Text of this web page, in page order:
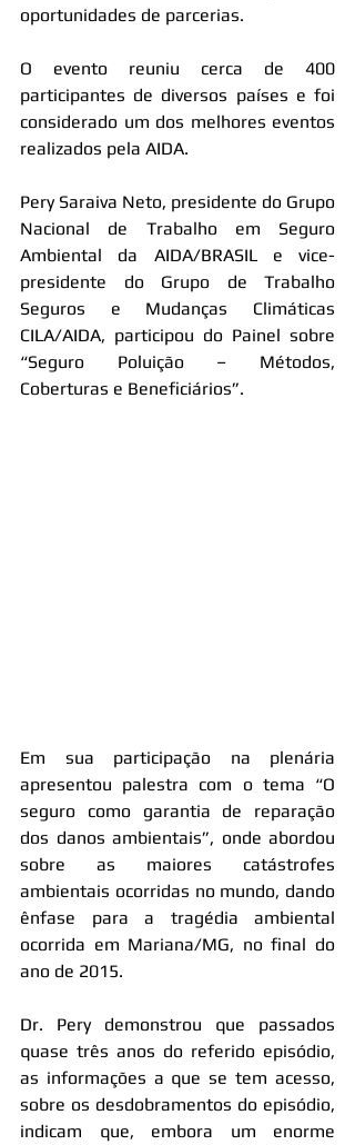
oportunidades de parcerias.
O evento reuniu cerca de 400
participantes de diversos países e foi
considerado um dos melhores eventos
realizados pela AIDA.
Pery Saraiva Neto, presidente do Grupo
Nacional de Trabalho em Seguro
Ambiental da AIDA/BRASIL e vice-
presidente do Grupo de Trabalho
Seguros e Mudanças Climáticas
CILA/AIDA, participou do Painel sobre
“Seguro Poluição – Métodos,
Coberturas e Beneficiários”.
Em sua participação na plenária
apresentou palestra com o tema “O
seguro como garantia de reparação
dos danos ambientais”, onde abordou
sobre as maiores catástrofes
ambientais ocorridas no mundo, dando
ênfase para a tragédia ambiental
ocorrida em Mariana/MG, no final do
ano de 2015.
Dr. Pery demonstrou que passados
quase três anos do referido episódio,
as informações a que se tem acesso,
sobre os desdobramentos do episódio,
indicam que, embora um enorme